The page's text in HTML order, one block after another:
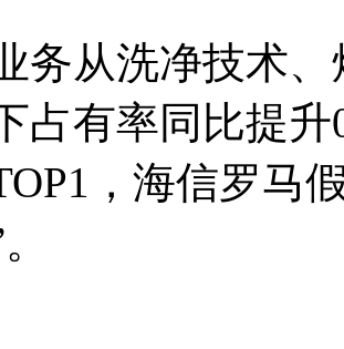
务从洗净技术
占有率同比提
，海信罗马